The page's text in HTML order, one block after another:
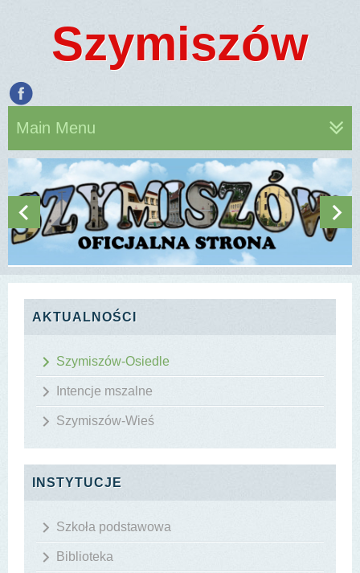
Szymiszów
Main Menu
AKTUALNOŚCI
Szymiszów-Osiedle
Intencje mszalne
Szymiszów-Wieś
INSTYTUCJE
Szkoła podstawowa
Biblioteka